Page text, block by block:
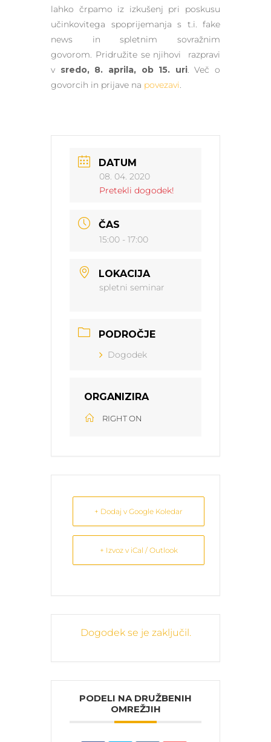
lahko črpamo iz izkušenj pri poskusu
učinkovitega spoprijemanja s t.i. fake
news in spletnim sovražnim
govorom. Pridružite se njihovi razpravi
v sredo, 8. aprila, ob 15. uri. Več o
govorcih in prijave na povezavi.
DATUM
08. 04. 2020
Pretekli dogodek!
ČAS
15:00 - 17:00
LOKACIJA
spletni seminar
PODROČJE
Dogodek
ORGANIZIRA
RIGHT ON
+ Dodaj v Google Koledar
+ Izvoz v iCal / Outlook
Dogodek se je zaključil.
PODELI NA DRUŽBENIH
OMREŽJIH